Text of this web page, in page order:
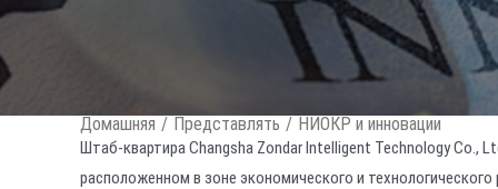
Домашняя / Представлять / НИОКР и инновации
Штаб-квартира Changsha Zondar Intelligent Technology Co.,
расположенном в зоне экономического и